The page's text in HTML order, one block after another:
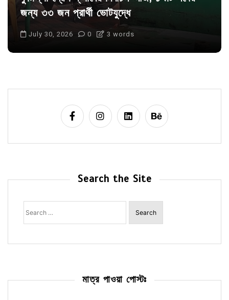
জন্য ৩৩ জন প্রার্থী ভোটযুদ্ধে
July 30, 2026 0 3 words
Search the Site
Search
for:
মাত্র পাওয়া পোস্টঃ